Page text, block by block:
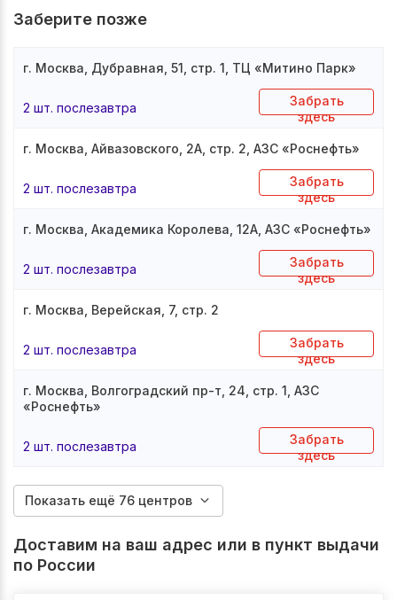
Заберите позже
г. Москва, Дубравная, 51, стр. 1, ТЦ «Митино Парк»
2 шт. послезавтра
Забрать
здесь
г. Москва, Айвазовского, 2А, стр. 2, АЗС «Роснефть»
2 шт. послезавтра
Забрать
здесь
г. Москва, Академика Королева, 12А, АЗС «Роснефть»
2 шт. послезавтра
Забрать
здесь
г. Москва, Верейская, 7, стр. 2
2 шт. послезавтра
Забрать
здесь
г. Москва, Волгоградский пр-т, 24, стр. 1, АЗС
«Роснефть»
2 шт. послезавтра
Забрать
здесь
Показать ещё 76 центров
Доставим на ваш адрес или в пункт выдачи
по России